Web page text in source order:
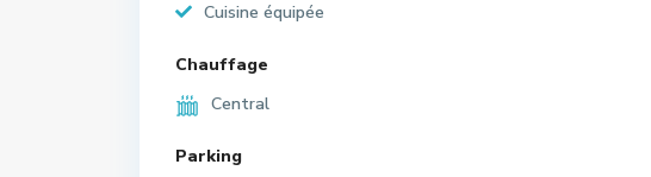
Cuisine équipée
Chauffage
Central
Parking